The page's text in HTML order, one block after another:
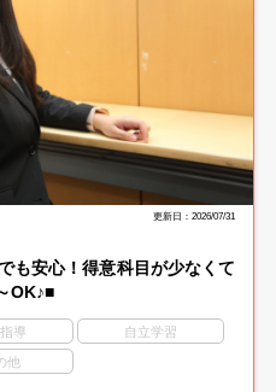
更新日：2026/07/31
も安心！得意科目が少なくて
OK♪■
導 自立学習
他